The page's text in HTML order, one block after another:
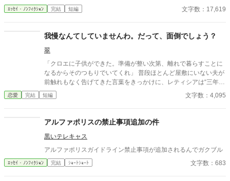
反響をいただきました。 なろう民のノウハウを結集した、AI小説
のみわけかたです。 いただいたノウハウは随時更新中です。 アル
けかたなどコメントいただけるとありがたいです。 なお、いただ
いたノウハウは本文に追記し、他サイトにも掲載します。本文に
記載しないでほしい方は、コメント欄にその旨あわせて明記して
ください。
ｴｯｾｲ・ﾉﾝﾌｨｸｼｮﾝ 完結 短編 文字数：17,619
我慢なんてしていませんわ。だって、面倒でしょう？
翠
「クロエに子供ができた。準備が整い次第、離れで暮らすことに
なるからそのつもりでいてくれ」 普段ほとんど屋敷にいない夫が
前触れもなく告げてきた言葉をきっかけに、レティシアは“三年
間”の契約を終わらせることにした。 赤の他人を屋敷に迎えるこ
とはしない。 不要なものに感情を砕く理由などない。 「だって、
切り捨ててしまいましょう。
恋愛 完結 短編 文字数：4,095
アルファポリスの禁止事項追加の件
黒いテレキャス
アルファポリスガイドライン禁止事項が追加されるんでガクブル
ｴｯｾｲ・ﾉﾝﾌｨｸｼｮﾝ 完結 ｼｮｰﾄｼｮｰﾄ 文字数：683